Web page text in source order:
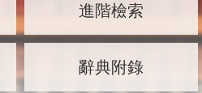
進階檢索
辭典附錄